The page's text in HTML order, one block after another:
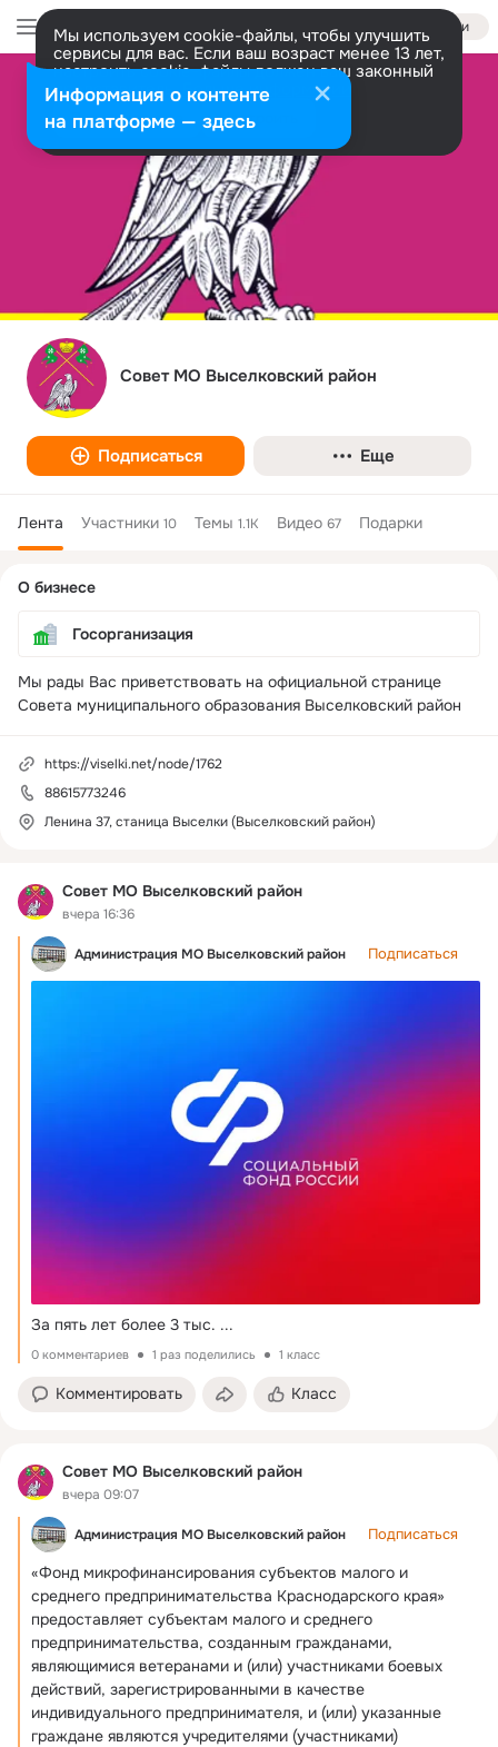
Войти
Мы используем cookie-файлы, чтобы улучшить
сервисы для вас. Если ваш возраст менее 13 лет,
настроить cookie-файлы должен ваш законный
представитель. Больше информации
Разрешить все Настроить
Совет МО Выселковский район
Подписаться Еще
Лента Участники 10 Темы 1.1K Видео 67 Подарки
Совет МО Выселковский район
вчера 16:36
Администрация МО Выселковский район Подписаться
За пять лет более 3 тыс. ...
0 комментариев 1 раз поделились 1 класс
Комментировать Класс
Совет МО Выселковский район
вчера 09:07
Администрация МО Выселковский район Подписаться
«Фонд микрофинансирования субъектов малого и
среднего предпринимательства Краснодарского края»
предоставляет субъектам малого и среднего
предпринимательства, созданным гражданами,
являющимися ветеранами и (или) участниками боевых
действий, зарегистрированными в качестве
индивидуального предпринимателя, и (или) указанные
граждане являются учредителями (участниками)
колонка
О бизнесе
Госорганизация
Мы рады Вас приветствовать на официальной странице
Совета муниципального образования Выселковский район
https://viselki.net/node/1762
88615773246
Ленина 37, станица Выселки (Выселковский район)
Информация о контенте
на платформе — здесь